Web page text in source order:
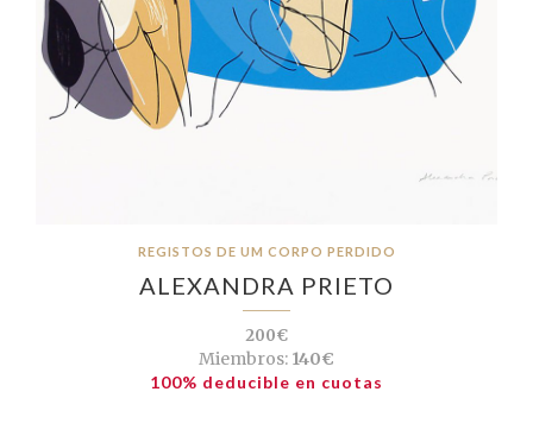
REGISTOS DE UM CORPO PERDIDO
ALEXANDRA PRIETO
200€
Miembros: 140€
100% deducible en cuotas